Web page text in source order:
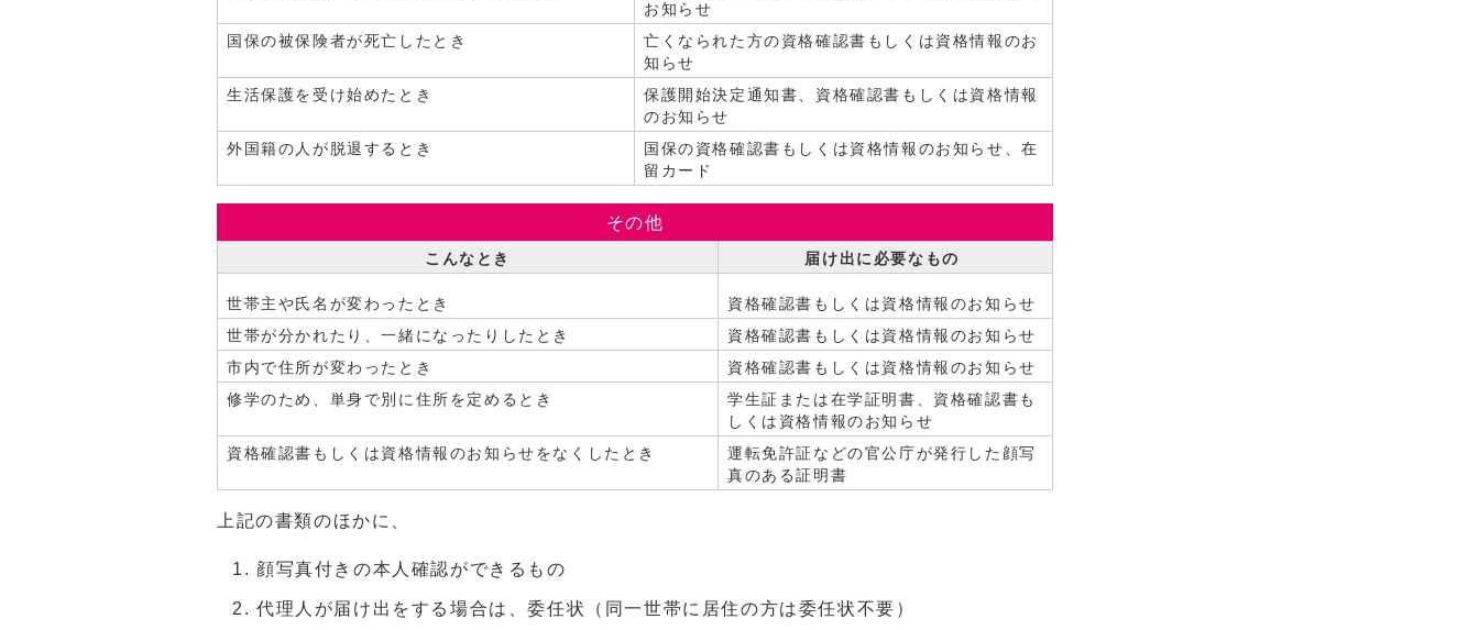
お知らせ
国保の被保険者が死亡したとき
亡くなられた方の資格確認書もしくは資格情報のお
知らせ
生活保護を受け始めたとき
保護開始決定通知書、資格確認書もしくは資格情報
のお知らせ
外国籍の人が脱退するとき
国保の資格確認書もしくは資格情報のお知らせ、在
留カード
その他
こんなとき 届け出に必要なもの
世帯主や氏名が変わったとき
資格確認書もしくは資格情報のお知らせ
世帯が分かれたり、一緒になったりしたとき
資格確認書もしくは資格情報のお知らせ
市内で住所が変わったとき
資格確認書もしくは資格情報のお知らせ
修学のため、単身で別に住所を定めるとき
学生証または在学証明書、資格確認書も
しくは資格情報のお知らせ
資格確認書もしくは資格情報のお知らせをなくしたとき
運転免許証などの官公庁が発行した顔写
真のある証明書
上記の書類のほかに、
顔写真付きの本人確認ができるもの
代理人が届け出をする場合は、委任状（同一世帯に居住の方は委任状不要）